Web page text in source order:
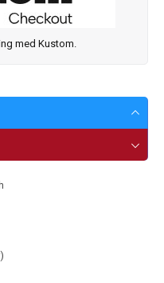
med Kustom.